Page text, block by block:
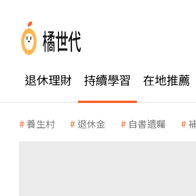
退休理財 持續學習 在地推薦
養生村 退休金 自書遺囑